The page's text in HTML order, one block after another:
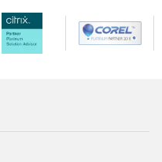
Beautifier можно
набор правил и
системы.